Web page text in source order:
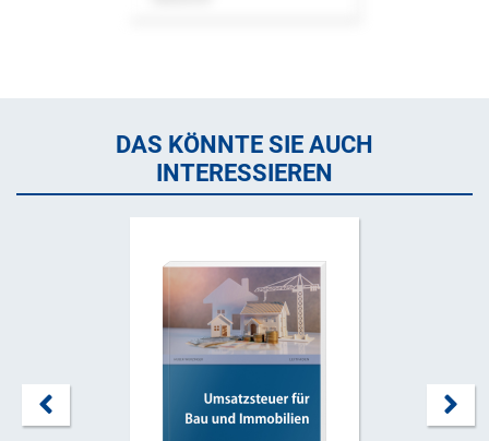
DAS KÖNNTE SIE AUCH
INTERESSIEREN